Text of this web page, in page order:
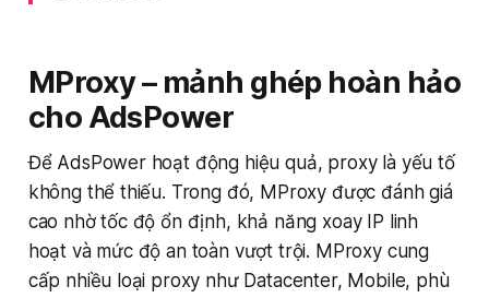
MProxy – mảnh ghép hoàn hảo
cho AdsPower
Để AdsPower hoạt động hiệu quả, proxy là yếu tố
không thể thiếu. Trong đó, MProxy được đánh giá
cao nhờ tốc độ ổn định, khả năng xoay IP linh
hoạt và mức độ an toàn vượt trội. MProxy cung
cấp nhiều loại proxy như Datacenter, Mobile, phù